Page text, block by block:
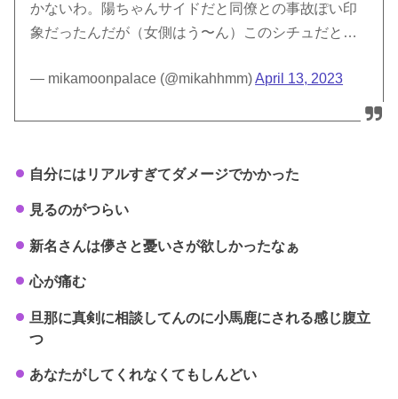
かないわ。陽ちゃんサイドだと同僚との事故ぽい印
象だったんだが（女側はう〜ん）このシチュだと…
— mikamoonpalace (@mikahhmm)April 13, 2023
自分にはリアルすぎてダメージでかかった
見るのがつらい
新名さんは儚さと憂いさが欲しかったなぁ
心が痛む
旦那に真剣に相談してんのに小馬鹿にされる感じ腹立
つ
あなたがしてくれなくてもしんどい